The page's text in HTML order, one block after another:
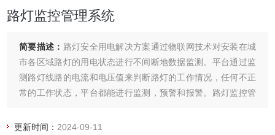
路灯监控管理系统
简要描述： 路灯安全用电解决方案通过物联网技术对安装在城
市各区域路灯的用电状态进行不间断地数据监测。平台通过监
测路灯线路的电流和电压值来判断路灯的工作情况，任何不正
常的工作状态，平台都能进行监测，预警和报警。路灯监控管
更新时间： 2024-09-11